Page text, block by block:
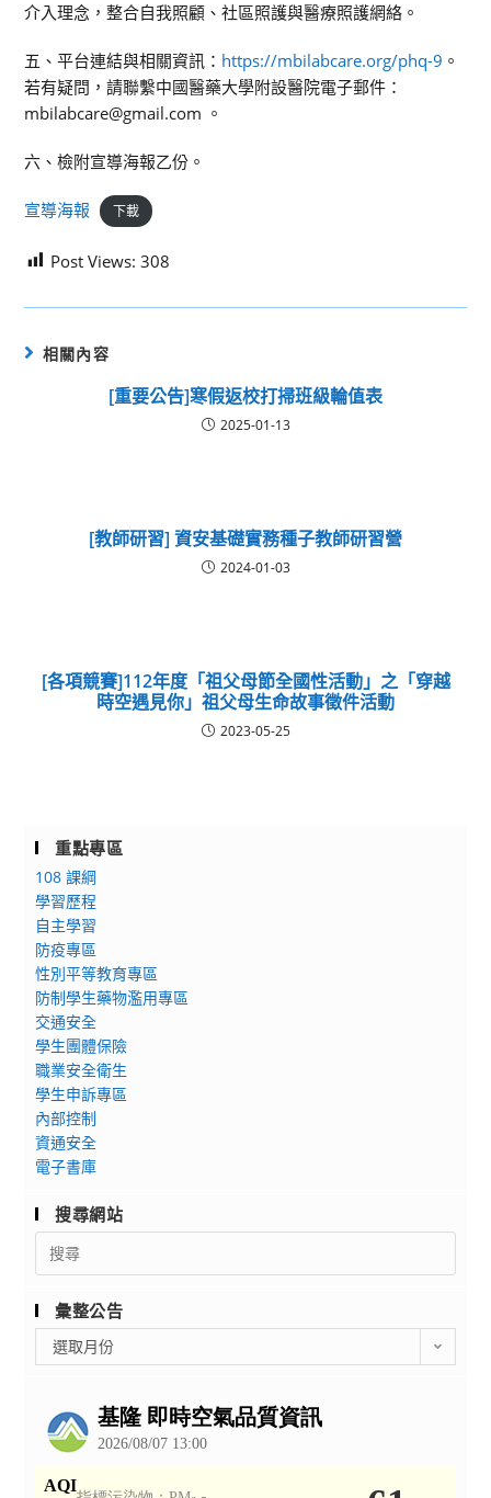
介入理念，整合自我照顧、社區照護與醫療照護網絡。
五、平台連結與相關資訊： https://mbilabcare.org/phq-9 。
若有疑問，請聯繫中國醫藥大學附設醫院電子郵件：
mbilabcare@gmail.com 。
六、檢附宣導海報乙份。
宣導海報 下載
Post Views: 308
相關內容
[重要公告]寒假返校打掃班級輪值表
2025-01-13
[教師研習] 資安基礎實務種子教師研習營
2024-01-03
[各項競賽]112年度「祖父母節全國性活動」之「穿越
時空遇見你」祖父母生命故事徵件活動
2023-05-25
重點專區
108 課綱
學習歷程
自主學習
防疫專區
性別平等教育專區
防制學生藥物濫用專區
交通安全
學生團體保險
職業安全衛生
學生申訴專區
內部控制
資通安全
電子書庫
搜尋網站
Search
for:
彙整公告
整
選取月份